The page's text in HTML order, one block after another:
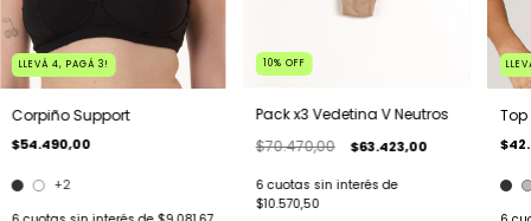
LLEVÁ 4, PAGÁ 3!
Corpiño Support
$54.490,00
+2
10% OFF
Pack x3 Vedetina V Neutros
$70.470,00
$63.423,00
6 cuotas sin interés de
$10.570,50